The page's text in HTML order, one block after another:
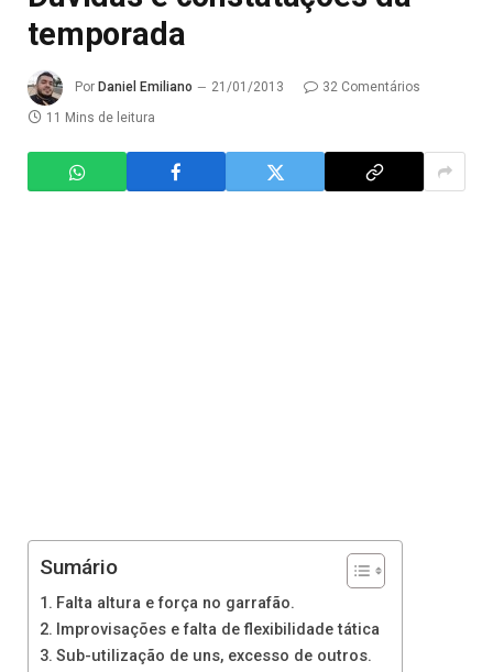
temporada
Por Daniel Emiliano 21/01/2013
32 Comentários
11 Mins de leitura
Sumário
Falta altura e força no garrafão.
Improvisações e falta de flexibilidade tática
Sub-utilização de uns, excesso de outros.